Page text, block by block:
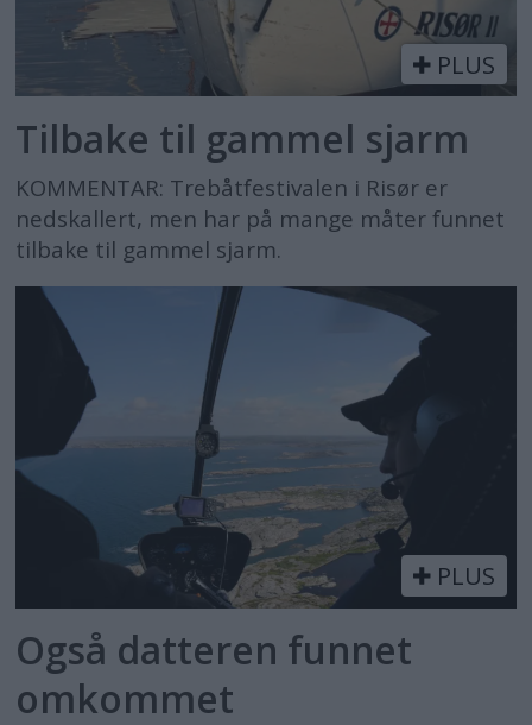
PLUS
Tilbake til gammel sjarm
KOMMENTAR: Trebåtfestivalen i Risør er
nedskallert, men har på mange måter funnet
tilbake til gammel sjarm.
PLUS
Også datteren funnet
omkommet